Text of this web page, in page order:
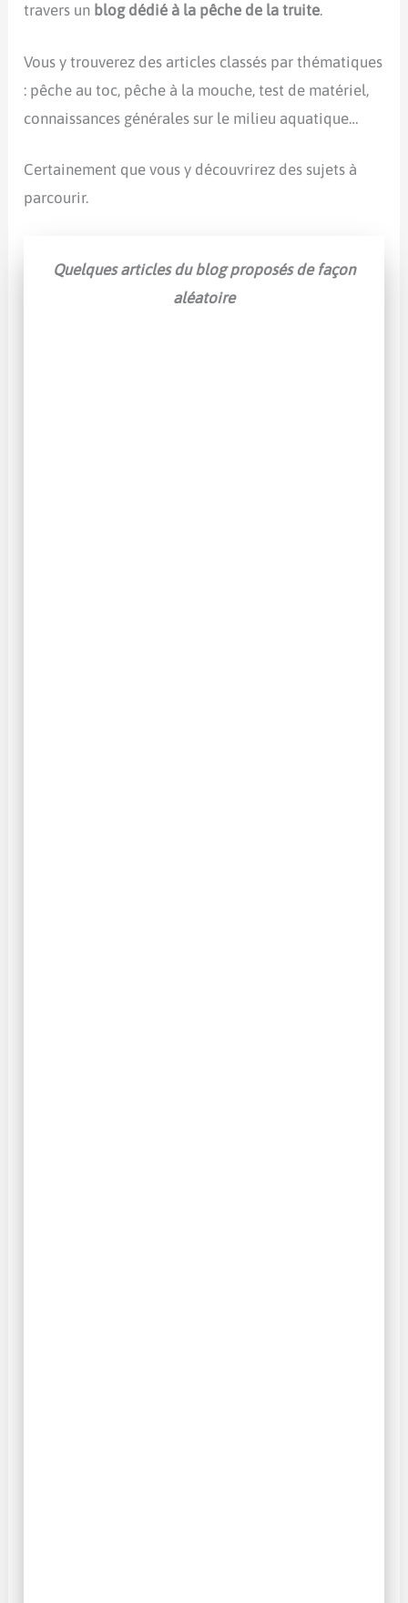
travers un blog dédié à la pêche de la truite.
Vous y trouverez des articles classés par thématiques
: pêche au toc, pêche à la mouche, test de matériel,
connaissances générales sur le milieu aquatique…
Certainement que vous y découvrirez des sujets à
parcourir.
Quelques articles du blog proposés de façon
aléatoire